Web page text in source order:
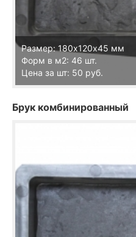
Размер: 180х120х45 мм
Форм в м2: 46 шт.
Цена за шт: 50 руб.
Брук комбинированный